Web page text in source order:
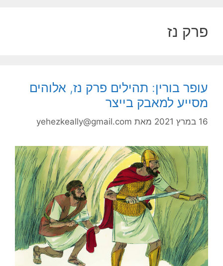
פרק נז
עופר בורין: תהילים פרק נז, אלוהים
מסייע למאבק בייצר
16 במרץ 2021 מאת yehezkeally@gmail.com